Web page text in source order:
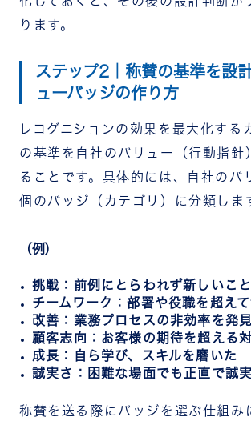
ります。
ステップ2｜称賛の基準を設
ューバッジの作り方
レコグニションの効果を最大化する
の基準を自社のバリュー（行動指針
ることです。 具体的には、自社のバ
個のバッジ（カテゴリ）に分類しま
（例）
挑戦：前例にとらわれず新しいこ
チームワーク：部署や役職を超え
改善：業務プロセスの非効率を発
顧客志向：お客様の期待を超える
成長：自ら学び、スキルを磨いた
誠実さ：困難な場面でも正直で誠
称賛を送る際にバッジを選ぶ仕組み